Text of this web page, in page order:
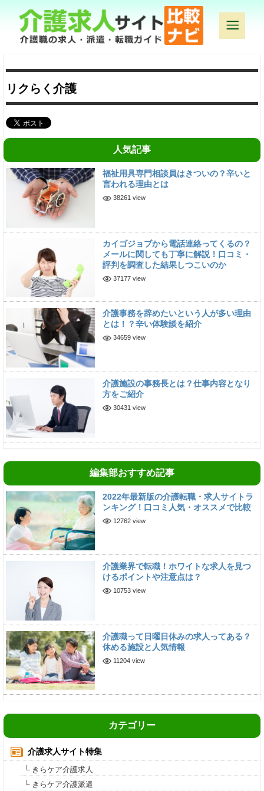
リクらく介護
人気記事
福祉用具専門相談員はきついの？辛いと
言われる理由とは
38261 view
カイゴジョブから電話連絡ってくるの？
メールに関しても丁寧に解説！口コミ・
評判を調査した結果しつこいのか
37177 view
介護事務を辞めたいという人が多い理由
とは！？辛い体験談を紹介
34659 view
介護施設の事務長とは？仕事内容となり
方をご紹介
30431 view
編集部おすすめ記事
2022年最新版の介護転職・求人サイトラ
ンキング！口コミ人気・オススメで比較
12762 view
介護業界で転職！ホワイトな求人を見つ
けるポイントや注意点は？
10753 view
介護職って日曜日休みの求人ってある？
休める施設と人気情報
11204 view
カテゴリー
介護求人サイト特集
└ きらケア介護求人
└ きらケア介護派遣